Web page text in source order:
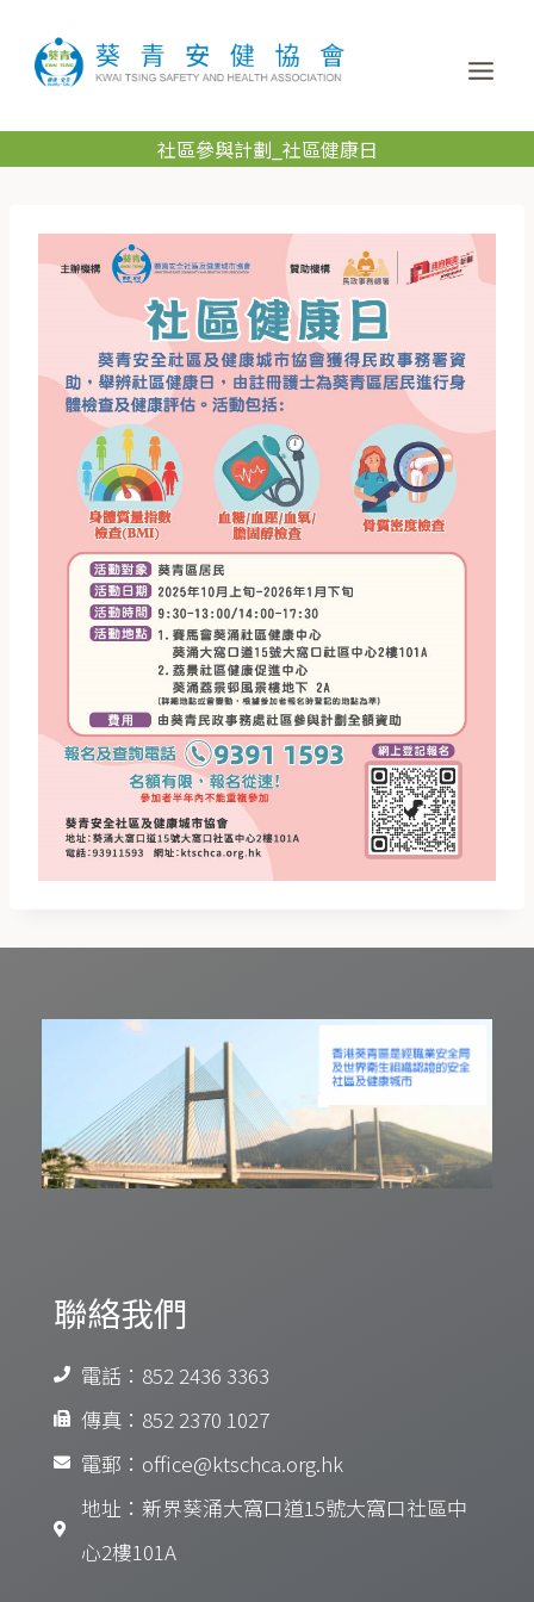
社區參與計劃_社區健康日
聯絡我們
電話：852 2436 3363
傳真：852 2370 1027
電郵：office@ktschca.org.hk
地址：新界葵涌大窩口道15號大窩口社區中
心2樓101A